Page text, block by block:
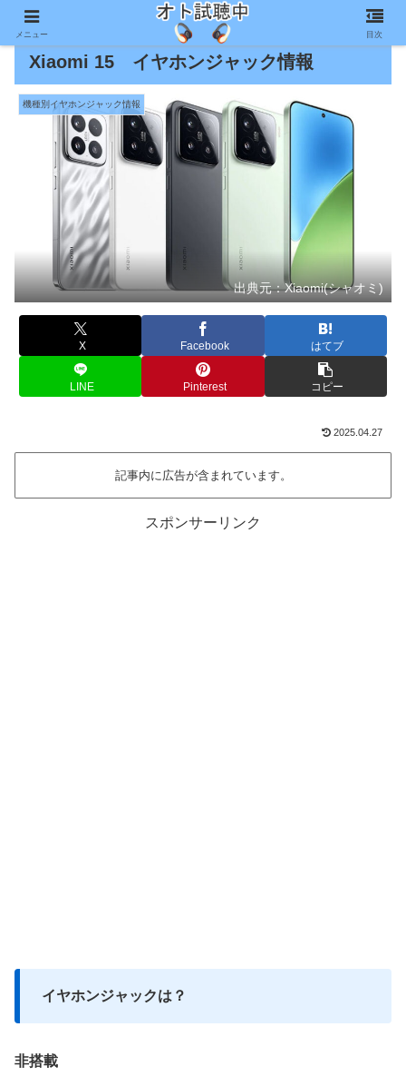
Xiaomi 15 イヤホンジャック情報
機種別イヤホンジャック情報
出典元：Xiaomi(シャオミ)
X Facebook はてブ
LINE Pinterest コピー
2025.04.27
記事内に広告が含まれています。
スポンサーリンク
イヤホンジャックは？
非搭載
メニュー 目次